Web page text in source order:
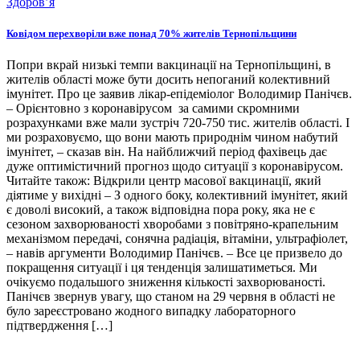
Ковідом перехворіли вже понад 70% жителів Тернопільщини
Попри вкрай низькі темпи вакцинації на Тернопільщині, в
жителів області може бути досить непоганий колективний
імунітет. Про це заявив лікар-епідеміолог Володимир Панічєв.
– Орієнтовно з коронавірусом за самими скромними
розрахунками вже мали зустріч 720-750 тис. жителів області. І
ми розраховуємо, що вони мають природнім чином набутий
імунітет, – сказав він. На найближчий період фахівець дає
дуже оптимістичний прогноз щодо ситуації з коронавірусом.
Читайте також: Відкрили центр масової вакцинації, який
діятиме у вихідні – З одного боку, колективний імунітет, який
є доволі високий, а також відповідна пора року, яка не є
сезоном захворюваності хворобами з повітряно-крапельним
механізмом передачі, сонячна радіація, вітаміни, ультрафіолет,
– навів аргументи Володимир Панічєв. – Все це призвело до
покращення ситуації і ця тенденція залишатиметься. Ми
очікуємо подальшого зниження кількості захворюваності.
Панічєв звернув увагу, що станом на 29 червня в області не
було зареєстровано жодного випадку лабораторного
підтвердження […]